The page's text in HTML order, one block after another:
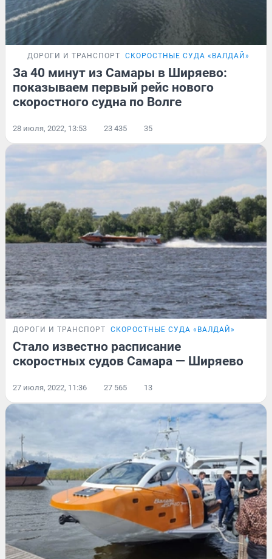
ДОРОГИ И ТРАНСПОРТ СКОРОСТНЫЕ СУДА «ВАЛДАЙ»
За 40 минут из Самары в Ширяево:
показываем первый рейс нового
скоростного судна по Волге
28 июля, 2022, 13:53 23 435 35
ДОРОГИ И ТРАНСПОРТ СКОРОСТНЫЕ СУДА «ВАЛДАЙ»
Стало известно расписание
скоростных судов Самара — Ширяево
27 июля, 2022, 11:36 27 565 13